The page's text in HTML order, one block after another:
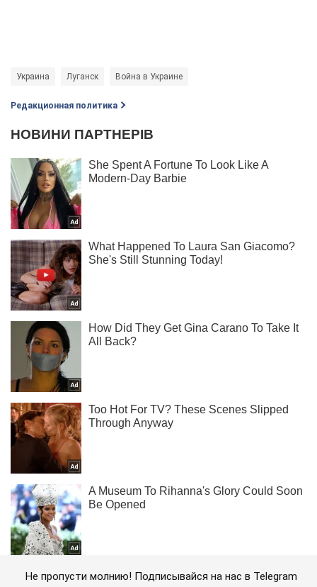
Украина Луганск Война в Украине
Редакционная политика
Не пропусти молнию! Подписывайся на нас в Telegram